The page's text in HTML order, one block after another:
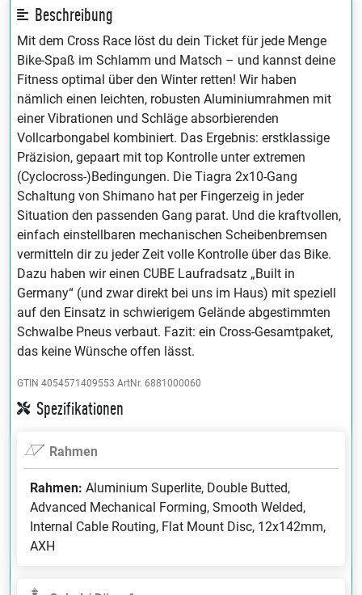
Beschreibung
Mit dem Cross Race löst du dein Ticket für jede Menge
Bike-Spaß im Schlamm und Matsch – und kannst deine
Fitness optimal über den Winter retten! Wir haben
nämlich einen leichten, robusten Aluminiumrahmen mit
einer Vibrationen und Schläge absorbierenden
Vollcarbongabel kombiniert. Das Ergebnis: erstklassige
Präzision, gepaart mit top Kontrolle unter extremen
(Cyclocross-)Bedingungen. Die Tiagra 2x10-Gang
Schaltung von Shimano hat per Fingerzeig in jeder
Situation den passenden Gang parat. Und die kraftvollen,
einfach einstellbaren mechanischen Scheibenbremsen
vermitteln dir zu jeder Zeit volle Kontrolle über das Bike.
Dazu haben wir einen CUBE Laufradsatz „Built in
Germany“ (und zwar direkt bei uns im Haus) mit speziell
auf den Einsatz in schwierigem Gelände abgestimmten
Schwalbe Pneus verbaut. Fazit: ein Cross-Gesamtpaket,
das keine Wünsche offen lässt.
GTIN 4054571409553 ArtNr. 6881000060
Spezifikationen
Rahmen
Rahmen: Aluminium Superlite, Double Butted,
Advanced Mechanical Forming, Smooth Welded,
Internal Cable Routing, Flat Mount Disc, 12x142mm,
AXH